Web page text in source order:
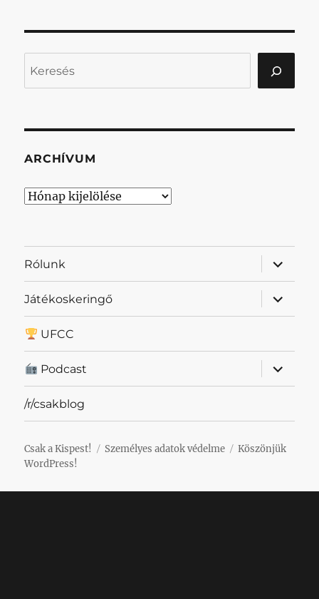
ARCHÍVUM
Archívum
Rólunk
almenü
Játékoskeringő
almenü
UFCC
Podcast
almenü
/r/csakblog
Csak a Kispest! Személyes adatok védelme
Köszönjük
WordPress!